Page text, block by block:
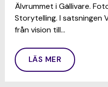
Älvrummet i Gällivare.
Storytelling. I satsningen
från vision till…
LÄS MER